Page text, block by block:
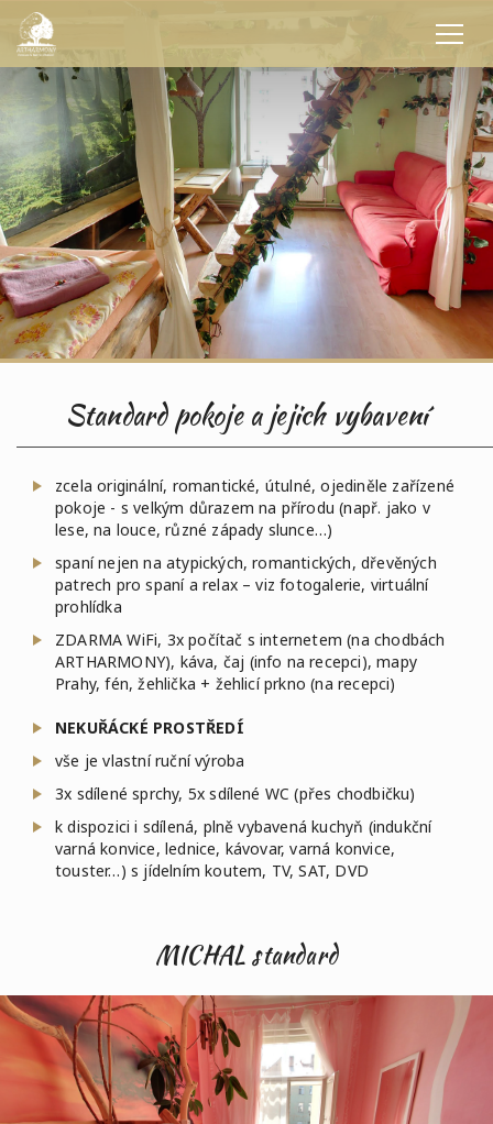
Standard pokoje a jejich vybavení
zcela originální, romantické, útulné, ojediněle zařízené
pokoje - s velkým důrazem na přírodu (např. jako v
lese, na louce, různé západy slunce…)
spaní nejen na atypických, romantických, dřevěných
patrech pro spaní a relax – viz fotogalerie, virtuální
prohlídka
ZDARMA WiFi, 3x počítač s internetem (na chodbách
ARTHARMONY), káva, čaj (info na recepci), mapy
Prahy, fén, žehlička + žehlicí prkno (na recepci)
NEKUŘÁCKÉ PROSTŘEDÍ
vše je vlastní ruční výroba
3x sdílené sprchy, 5x sdílené WC (přes chodbičku)
k dispozici i sdílená, plně vybavená kuchyň (indukční
varná konvice, lednice, kávovar, varná konvice,
touster…) s jídelním koutem, TV, SAT, DVD
MICHAL standard